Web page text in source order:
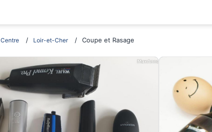
Centre Loir-et-Cher Coupe et Rasage